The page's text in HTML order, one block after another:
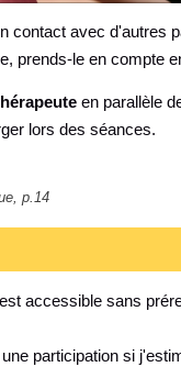
contact avec d'autres
prends-le en compte
en parallèle
lors des séances.
, p.14
accessible sans
participation si